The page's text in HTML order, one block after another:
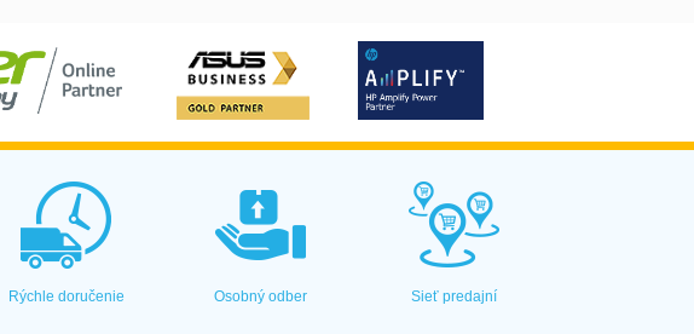
Rýchle doručenie Osobný odber Sieť predajní